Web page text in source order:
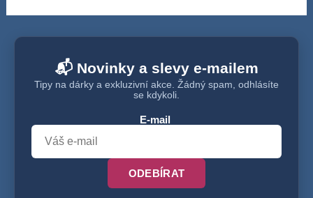
📬 Novinky a slevy e-mailem
Tipy na dárky a exkluzivní akce. Žádný spam, odhlásíte
se kdykoli.
E-mail
ODEBÍRAT